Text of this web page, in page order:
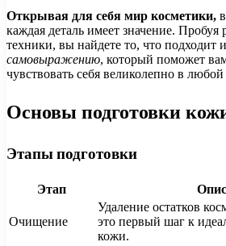
Открывая для себя мир косметики,
каждая деталь имеет значение.
техники, вы найдете то, что подходит
самовыражению, который поможет
чувствовать себя великолепно в
Основы подготовки
Этапы подготовки
Этап
Очищение
Удаление остатков
это первый шаг к
кожи.